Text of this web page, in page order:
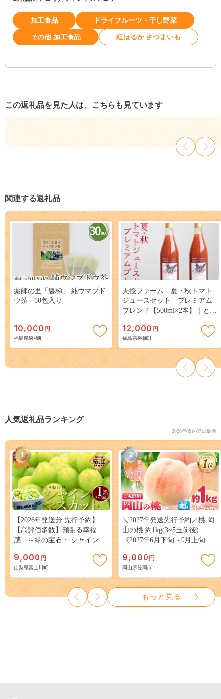
加工食品 ドライフルーツ・干し野菜
その他 加工食品 紅はるか さつまいも
この返礼品を見た人は、こちらも見ています
関連する返礼品
薬師の里「磐梯」 純ウマブド
ウ茶 30包入り
10,000 円
福島県磐梯町
天授ファーム 夏・秋トマト
ジュースセット プレミアム
ブレンド【500ml×2本】｜とま
12,000 円
福島県磐梯町
人気返礼品ランキング
2026年08月07日最新
1
【2026年発送分 先行予約】
【高評価多数】頬張る幸福
感 ～緑の宝石・ シャインマ
３房） フルーツ 山梨県産 果
物 くだもの シャイン マスカ
ット ぶどう ブドウ 葡萄 大粒
種なし 先行予約 富士川町
10000円 一万円 9000円 九千円
9,000 円
山梨県富士川町
2
＼2027年発送先行予約／桃 岡
山の桃 約1kg(3~5玉前後)
《2027年6月下旬～9月上旬頃
岡山 はくとう スイーツ フル
ーツ 果物 デザート 旬 モモ も
も 先行予約 送料無料 果物 岡
山県 笠岡市 清水白桃 白鳳 白
麗 クール便---
kasaoka_zsy_419_100---
9,000 円
岡山県笠岡市
もっと見る